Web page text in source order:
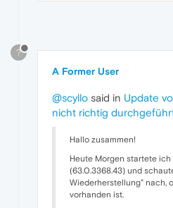
?
A Former User
@scyllo said in Update
nicht richtig
Hallo zusammen!
Heute Morgen startete
(63.0.3368.43) und
Wiederherstellung" nach,
vorhanden ist.